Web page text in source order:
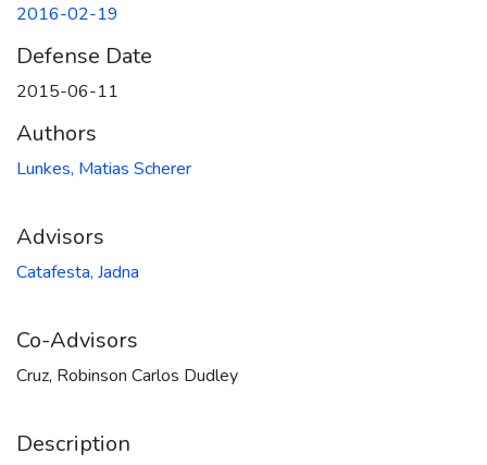
2016-02-19
Defense Date
2015-06-11
Authors
Lunkes, Matias Scherer
Advisors
Catafesta, Jadna
Co-Advisors
Cruz, Robinson Carlos Dudley
Description